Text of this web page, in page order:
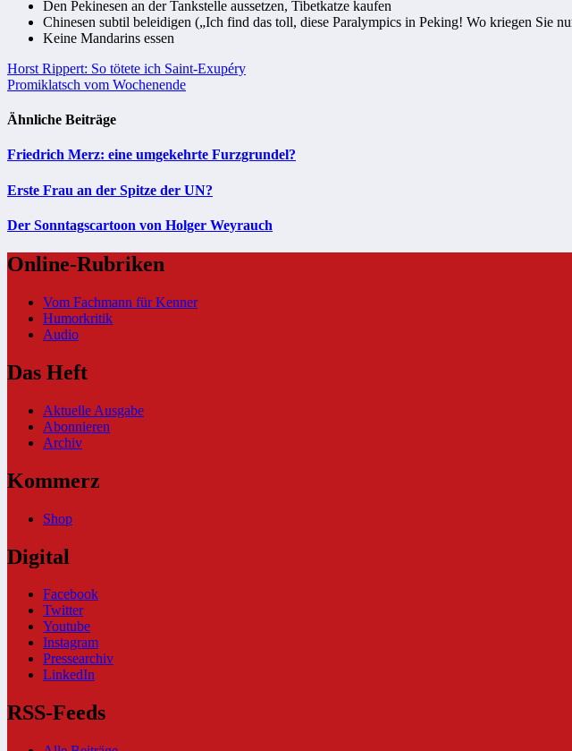
Den Pekinesen an der Tankstelle aussetzen, Tibetkatze kaufen
Chinesen subtil beleidigen („Ich find das toll, diese Paralympics in Peking! Wo kriegen Sie
Keine Mandarins essen
Beitragsnavigation
Horst Rippert: So tötete ich Saint-Exupéry
Promiklatsch vom Wochenende
Ähnliche Beiträge
Friedrich Merz: eine umgekehrte Furzgrundel?
Erste Frau an der Spitze der UN?
Der Sonntagscartoon von Holger Weyrauch
Online-Rubriken
Vom Fachmann für Kenner
Humorkritik
Audio
Das Heft
Aktuelle Ausgabe
Abonnieren
Archiv
Kommerz
Shop
Digital
Facebook
Twitter
Youtube
Instagram
Pressearchiv
LinkedIn
RSS-Feeds